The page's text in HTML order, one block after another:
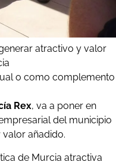
atractivo y valor
o como complemento
Rex, va a poner en
del municipio
añadido.
de Murcia atractiva